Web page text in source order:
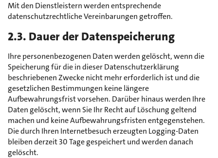
Mit den Dienstleistern werden entsprechende
datenschutzrechtliche Vereinbarungen getroffen.
2.3. Dauer der Datenspeicherung
Ihre personenbezogenen Daten werden gelöscht, wenn die
Speicherung für die in dieser Datenschutzerklärung
beschriebenen Zwecke nicht mehr erforderlich ist und die
gesetzlichen Bestimmungen keine längere
Aufbewahrungsfrist vorsehen. Darüber hinaus werden Ihre
Daten gelöscht, wenn Sie Ihr Recht auf Löschung geltend
machen und keine Aufbewahrungsfristen entgegenstehen.
Die durch Ihren Internetbesuch erzeugten Logging-Daten
bleiben derzeit 30 Tage gespeichert und werden danach
gelöscht.